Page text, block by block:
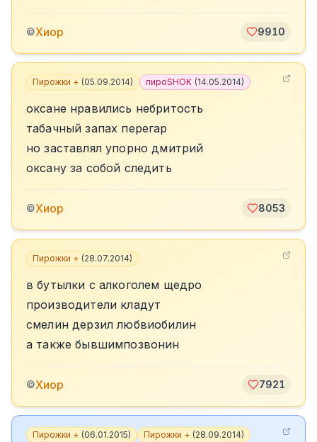
©Хиор 9910
Пирожки + (05.09.2014) пироSHOK (14.05.2014)
оксане нравились небритость
табачный запах перегар
но заставлял упорно дмитрий
оксану за собой следить
©Хиор 8053
Пирожки + (28.07.2014)
в бутылки с алкоголем щедро
производители кладут
смелин дерзил любвиобилин
а также бывшимпозвонин
©Хиор 7921
Пирожки + (06.01.2015) Пирожки + (28.09.2014)